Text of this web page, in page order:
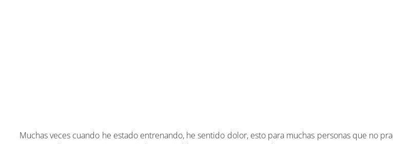
Muchas veces cuando he estado entrenando, he sentido dolor, esto para muchas personas que no